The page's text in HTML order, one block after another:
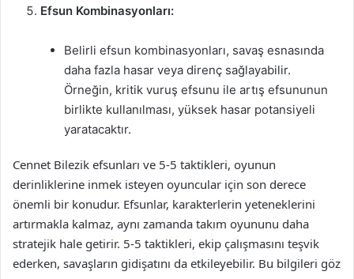
Efsun Kombinasyonları:
Belirli efsun kombinasyonları, savaş esnasında
daha fazla hasar veya direnç sağlayabilir.
Örneğin, kritik vuruş efsunu ile artış efsununun
birlikte kullanılması, yüksek hasar potansiyeli
yaratacaktır.
Cennet Bilezik efsunları ve 5-5 taktikleri, oyunun
derinliklerine inmek isteyen oyuncular için son derece
önemli bir konudur. Efsunlar, karakterlerin yeteneklerini
artırmakla kalmaz, aynı zamanda takım oyununu daha
stratejik hale getirir. 5-5 taktikleri, ekip çalışmasını teşvik
ederken, savaşların gidişatını da etkileyebilir. Bu bilgileri göz